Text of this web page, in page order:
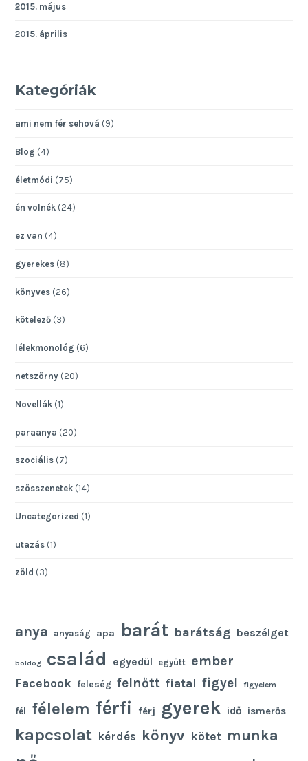
2015. május
2015. április
Kategóriák
ami nem fér sehová (9)
Blog (4)
életmódi (75)
én volnék (24)
ez van (4)
gyerekes (8)
könyves (26)
kötelező (3)
lélekmonológ (6)
netszörny (20)
Novellák (1)
paraanya (20)
szociális (7)
szösszenetek (14)
Uncategorized (1)
utazás (1)
zöld (3)
anya anyaság apa barát barátság beszélget
boldog család egyedül együtt ember
Facebook feleség felnőtt fiatal figyel figyelem
fél félelem férfi férj gyerek idő ismerős
kapcsolat kérdés könyv kötet munka